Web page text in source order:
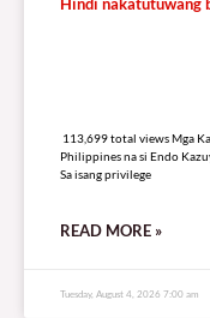
Hindi nakatutuwang
113,699 total views Mga
Philippines na si Endo
Sa isang privilege
READ MORE »
Tuesday, August 4, 2026 7:00 am